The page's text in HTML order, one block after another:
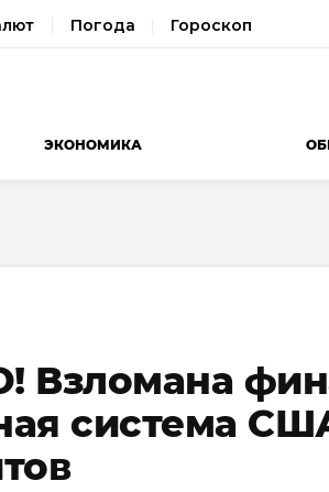
Погода Гороскоп
ЭКОНОМИКА
Взломана
система